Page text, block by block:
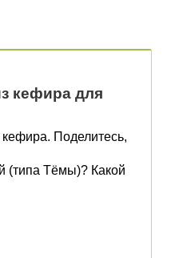
кефира для
Поделитесь,
(типа Тёмы)? Какой